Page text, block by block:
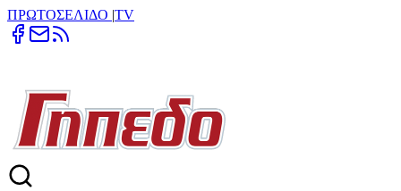
ΠΡΩΤΟΣΕΛΙΔΟ |TV